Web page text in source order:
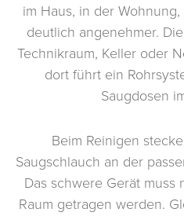
im Haus, in der
deutlich angenehmer.
Technikraum, Keller oder
dort führt ein
Saugdosen
Beim Reinigen
Saugschlauch an der
Das schwere Gerät muss
Raum getragen werden.